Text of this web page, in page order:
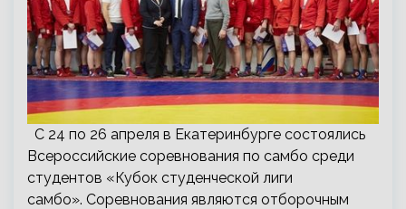
С 24 по 26 апреля в Екатеринбурге состоялись
Всероссийские соревнования по самбо среди
студентов «Кубок студенческой лиги
самбо». Соревнования являются отборочным